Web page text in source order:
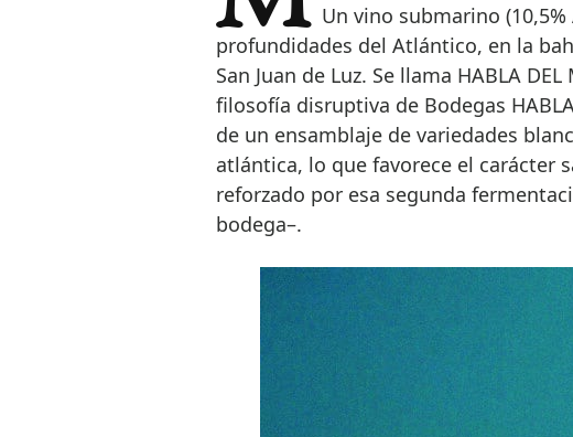
Un vino submarino
profundidades del Atlántico, en la
San Juan de Luz. Se llama HABLA
filosofía disruptiva de Bodegas
de un ensamblaje de variedades
atlántica, lo que favorece el carácter
reforzado por esa segunda
bodega–.